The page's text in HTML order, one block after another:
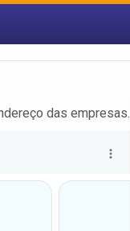
das empresas.